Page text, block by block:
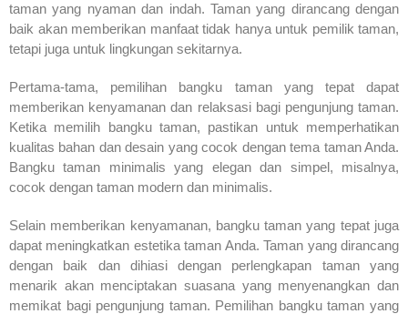
taman yang nyaman dan indah. Taman yang dirancang dengan
baik akan memberikan manfaat tidak hanya untuk pemilik taman,
tetapi juga untuk lingkungan sekitarnya.
Pertama-tama, pemilihan bangku taman yang tepat dapat
memberikan kenyamanan dan relaksasi bagi pengunjung taman.
Ketika memilih bangku taman, pastikan untuk memperhatikan
kualitas bahan dan desain yang cocok dengan tema taman Anda.
Bangku taman minimalis yang elegan dan simpel, misalnya,
cocok dengan taman modern dan minimalis.
Selain memberikan kenyamanan, bangku taman yang tepat juga
dapat meningkatkan estetika taman Anda. Taman yang dirancang
dengan baik dan dihiasi dengan perlengkapan taman yang
menarik akan menciptakan suasana yang menyenangkan dan
memikat bagi pengunjung taman. Pemilihan bangku taman yang